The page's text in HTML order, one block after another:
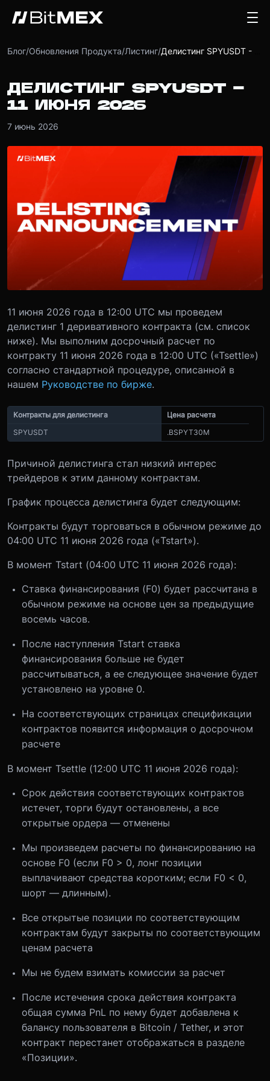
Блог/Обновления Продукта/Листинг/
ДЕЛИСТИНГ SPYUSDT -
11 ИЮНЯ 2026
7 июнь 2026
11 июня 2026 года в 12:00 UTC мы проведем
делистинг 1 деривативного контракта (см. список
ниже). Мы выполним досрочный расчет по
контракту 11 июня 2026 года в 12:00 UTC («Tsettle»)
согласно стандартной процедуре, описанной в
нашем Руководстве по бирже.
Контракты для делистинга
Цена расчета
SPYUSDT
.BSPYT30M
Причиной делистинга стал низкий интерес
трейдеров к этим данному контрактам.
График процесса делистинга будет следующим:
Контракты будут торговаться в обычном режиме до
04:00 UTC 11 июня 2026 года («Tstart»).
В момент Tstart (04:00 UTC 11 июня 2026 года):
Ставка финансирования (F0) будет рассчитана в
обычном режиме на основе цен за предыдущие
восемь часов.
После наступления Tstart ставка
финансирования больше не будет
рассчитываться, а ее следующее значение будет
установлено на уровне 0.
На соответствующих страницах спецификации
контрактов появится информация о досрочном
расчете
В момент Tsettle (12:00 UTC 11 июня 2026 года):
Срок действия соответствующих контрактов
истечет, торги будут остановлены, а все
открытые ордера — отменены
Мы произведем расчеты по финансированию на
основе F0 (если F0 > 0, лонг позиции
выплачивают средства коротким; если F0 < 0,
шорт — длинным).
Все открытые позиции по соответствующим
контрактам будут закрыты по соответствующим
ценам расчета
Мы не будем взимать комиссии за расчет
После истечения срока действия контракта
общая сумма PnL по нему будет добавлена к
балансу пользователя в Bitcoin / Tether, и этот
контракт перестанет отображаться в разделе
«Позиции».